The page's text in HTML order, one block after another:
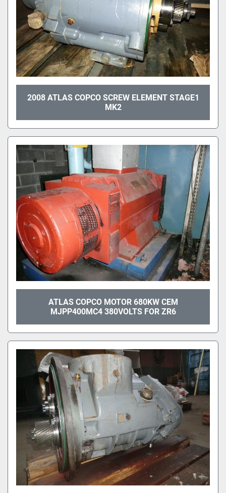
2008 ATLAS COPCO SCREW ELEMENT STAGE1
MK2
ATLAS COPCO MOTOR 680KW CEM
MJPP400MC4 380VOLTS FOR ZR6